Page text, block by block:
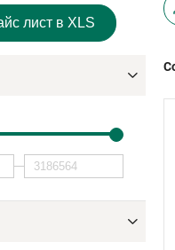
лист в XLS